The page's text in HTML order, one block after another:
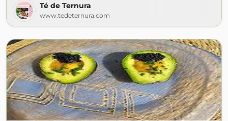
Té de Ternura
www.tedeternura.com